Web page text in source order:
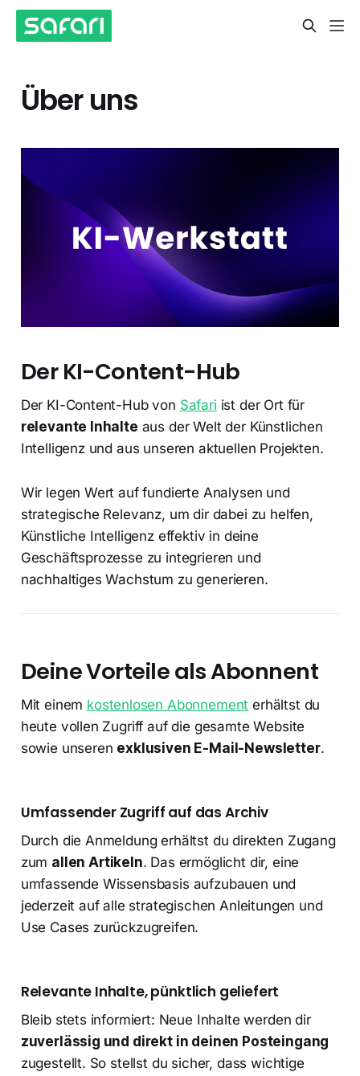
Über uns
Der KI-Content-Hub
Der KI-Content-Hub von Safari ist der Ort für
relevante Inhalte aus der Welt der Künstlichen
Intelligenz und aus unseren aktuellen Projekten.
Wir legen Wert auf fundierte Analysen und
strategische Relevanz, um dir dabei zu helfen,
Künstliche Intelligenz effektiv in deine
Geschäftsprozesse zu integrieren und
nachhaltiges Wachstum zu generieren.
Deine Vorteile als Abonnent
Mit einem kostenlosen Abonnement erhältst du
heute vollen Zugriff auf die gesamte Website
sowie unseren exklusiven E-Mail-Newsletter.
Umfassender Zugriff auf das Archiv
Durch die Anmeldung erhältst du direkten Zugang
zum allen Artikeln. Das ermöglicht dir, eine
umfassende Wissensbasis aufzubauen und
jederzeit auf alle strategischen Anleitungen und
Use Cases zurückzugreifen.
Relevante Inhalte, pünktlich geliefert
Bleib stets informiert: Neue Inhalte werden dir
zuverlässig und direkt in deinen Posteingang
zugestellt. So stellst du sicher, dass wichtige